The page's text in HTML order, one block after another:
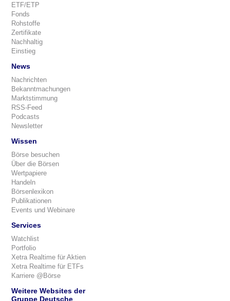
ETF/ETP
Fonds
Rohstoffe
Zertifikate
Nachhaltig
Einstieg
News
Nachrichten
Bekanntmachungen
Marktstimmung
RSS-Feed
Podcasts
Newsletter
Wissen
Börse besuchen
Über die Börsen
Wertpapiere
Handeln
Börsenlexikon
Publikationen
Events und Webinare
Services
Watchlist
Portfolio
Xetra Realtime für Aktien
Xetra Realtime für ETFs
Karriere @Börse
Weitere Websites der
Gruppe Deutsche